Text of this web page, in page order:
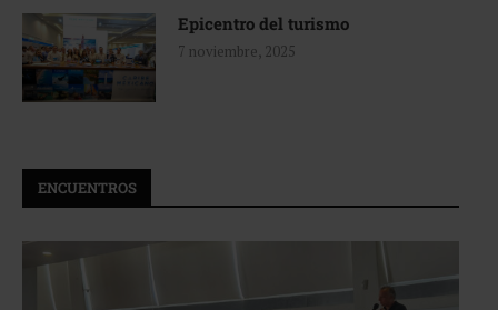
Epicentro del turismo
7 noviembre, 2025
ENCUENTROS